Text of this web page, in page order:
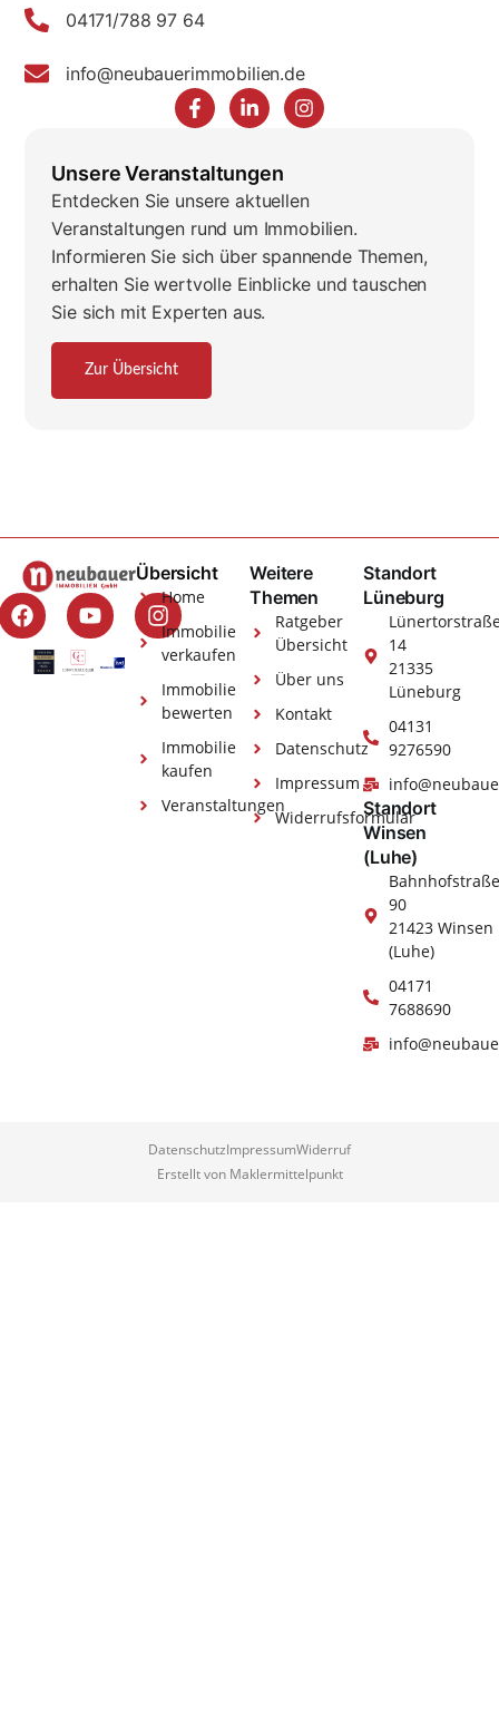
04171/788 97 64
info@neubauerimmobilien.de
Unsere Veranstaltungen
Entdecken Sie unsere aktuellen
Veranstaltungen rund um Immobilien.
Informieren Sie sich über spannende Themen,
erhalten Sie wertvolle Einblicke und tauschen
Sie sich mit Experten aus.
Zur Übersicht
Übersicht
Home
Immobilie
verkaufen
Immobilie
bewerten
Immobilie
kaufen
Veranstaltungen
Weitere
Themen
Ratgeber
Übersicht
Über uns
Kontakt
Datenschutz
Impressum
Widerrufsformular
Standort
Lüneburg
14
21335
Lüneburg
04131
9276590
Standort
Winsen
(Luhe)
Bahnhofstraße
90
21423 Winsen
(Luhe)
04171
7688690
DatenschutzImpressumWiderruf
Erstellt von Maklermittelpunkt